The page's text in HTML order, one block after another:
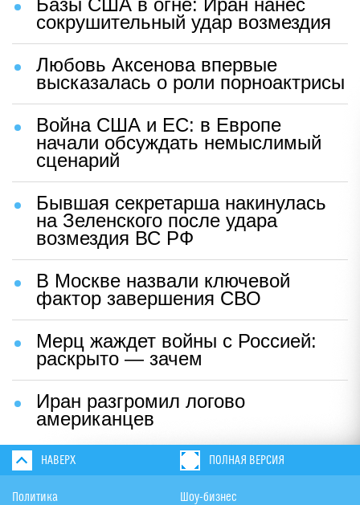
Базы США в огне: Иран нанес
сокрушительный удар возмездия
Любовь Аксенова впервые
высказалась о роли порноактрисы
Война США и ЕС: в Европе
начали обсуждать немыслимый
сценарий
Бывшая секретарша накинулась
на Зеленского после удара
возмездия ВС РФ
В Москве назвали ключевой
фактор завершения СВО
Мерц жаждет войны с Россией:
раскрыто — зачем
Иран разгромил логово
американцев
НАВЕРХ ПОЛНАЯ ВЕРСИЯ
Политика Шоу-бизнес